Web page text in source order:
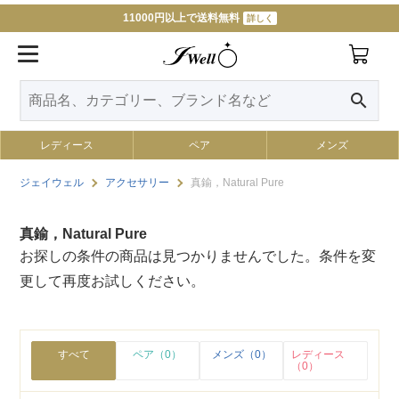
11000円以上で送料無料 詳しく
search
レディース ペア メンズ
ジェイウェル アクセサリー 真鍮，Natural Pure
真鍮，Natural Pure
お探しの条件の商品は見つかりませんでした。条件を変
更して再度お試しください。
すべて ペア（0） メンズ（0）
レディース
（0）